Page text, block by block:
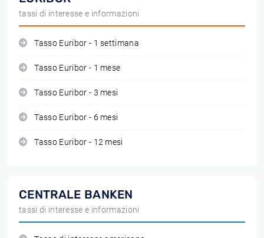
tassi di interesse e informazioni
Tasso Euribor - 1 settimana
Tasso Euribor - 1 mese
Tasso Euribor - 3 mesi
Tasso Euribor - 6 mesi
Tasso Euribor - 12 mesi
CENTRALE BANKEN
tassi di interesse e informazioni